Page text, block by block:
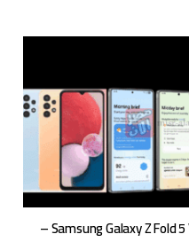
مقارنة شاملة Samsung Galaxy Z Fold 5 Vs Z Flip 5 –